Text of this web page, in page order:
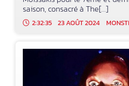
saison, consacré à The[...]
2:32:35 23 AOÛT 2024